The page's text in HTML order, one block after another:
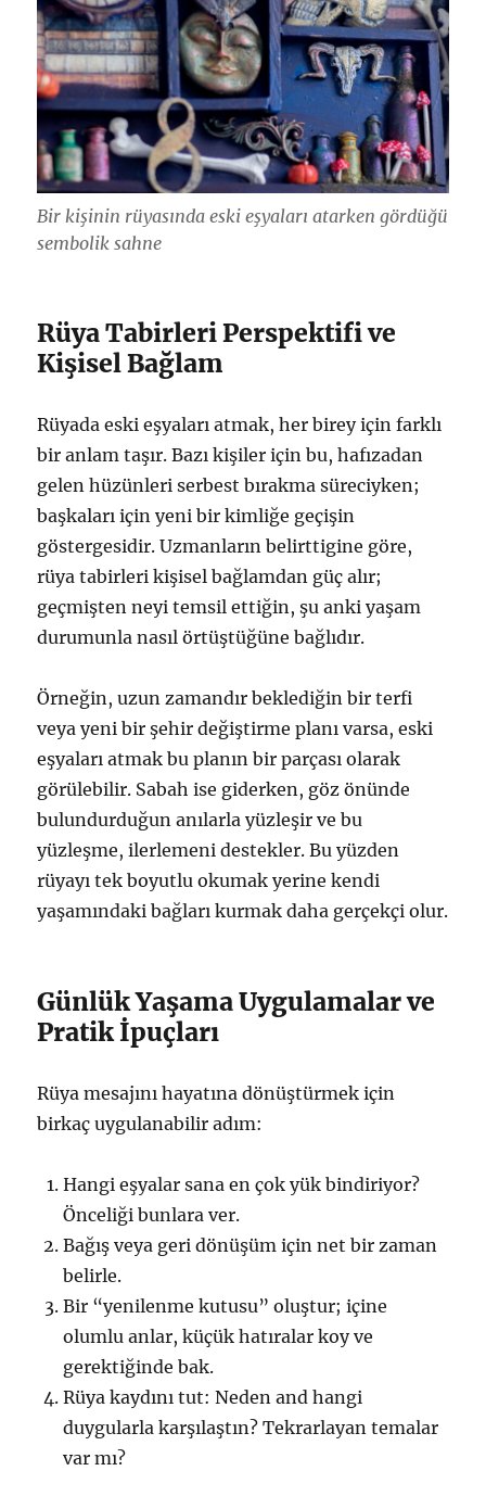
Bir kişinin rüyasında eski eşyaları atarken gördüğü
sembolik sahne
Rüya Tabirleri Perspektifi ve
Kişisel Bağlam
Rüyada eski eşyaları atmak, her birey için farklı
bir anlam taşır. Bazı kişiler için bu, hafızadan
gelen hüzünleri serbest bırakma süreciyken;
başkaları için yeni bir kimliğe geçişin
göstergesidir. Uzmanların belirttigine göre,
rüya tabirleri kişisel bağlamdan güç alır;
geçmişten neyi temsil ettiğin, şu anki yaşam
durumunla nasıl örtüştüğüne bağlıdır.
Örneğin, uzun zamandır beklediğin bir terfi
veya yeni bir şehir değiştirme planı varsa, eski
eşyaları atmak bu planın bir parçası olarak
görülebilir. Sabah ise giderken, göz önünde
bulundurduğun anılarla yüzleşir ve bu
yüzleşme, ilerlemeni destekler. Bu yüzden
rüyayı tek boyutlu okumak yerine kendi
yaşamındaki bağları kurmak daha gerçekçi olur.
Günlük Yaşama Uygulamalar ve
Pratik İpuçları
Rüya mesajını hayatına dönüştürmek için
birkaç uygulanabilir adım:
Hangi eşyalar sana en çok yük bindiriyor?
Önceliği bunlara ver.
Bağış veya geri dönüşüm için net bir zaman
belirle.
Bir “yenilenme kutusu” oluştur; içine
olumlu anlar, küçük hatıralar koy ve
gerektiğinde bak.
Rüya kaydını tut: Neden and hangi
duygularla karşılaştın? Tekrarlayan temalar
var mı?